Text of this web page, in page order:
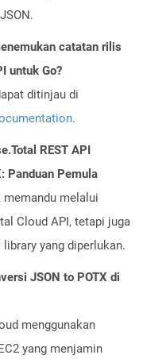
catatan rilis
untuk Go?
ditinjau di
.
REST API
Panduan Pemula
memandu melalui
Cloud API, tetapi juga
yang diperlukan.
JSON to POTX di
menggunakan
yang menjamin